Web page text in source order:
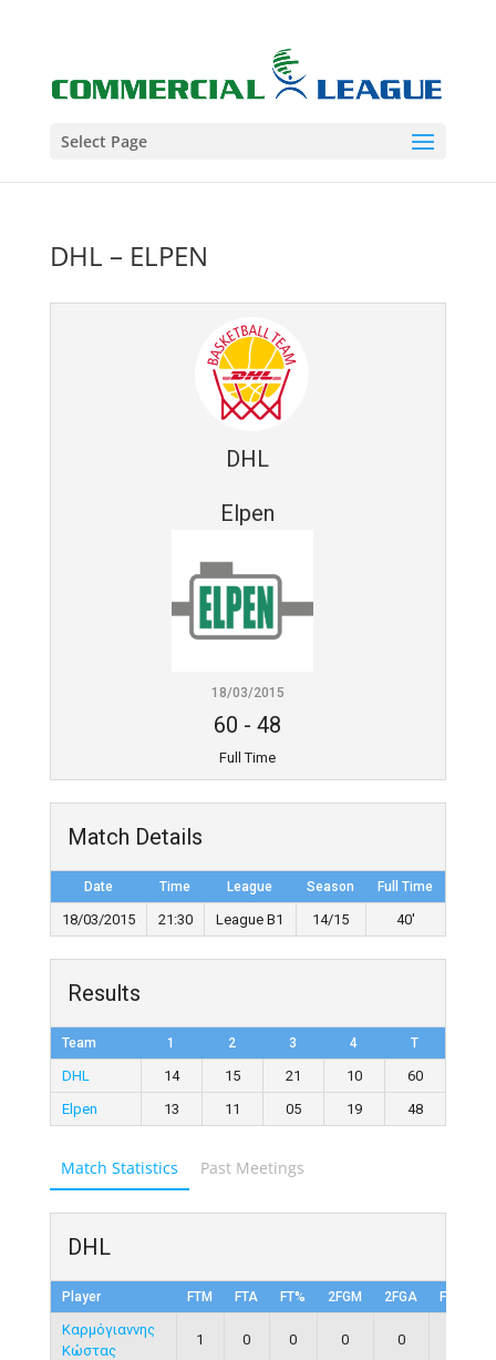
Select Page
DHL – ELPEN
DHL
Elpen
18/03/2015
60 -48
Full Time
Match Details
Date Time League Season Full Time
18/03/2015 21:30 League B1 14/15 40'
Results
Team 1 2 3 4 T
DHL 14 15 21 10
60
Elpen
13 11 05 19 48
Match Statistics Past Meetings
DHL
Player FTM FTA FT% 2FGM 2FGA FG%
Καρμόγιαννης
Κώστας
1 0 0 0 0